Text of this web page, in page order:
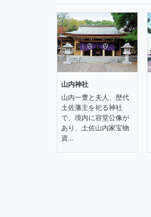
山内神社
山内一豊と夫人、歴代
土佐藩主を祀る神社
で、境内に容堂公像が
あり、土佐山内家宝物
資...